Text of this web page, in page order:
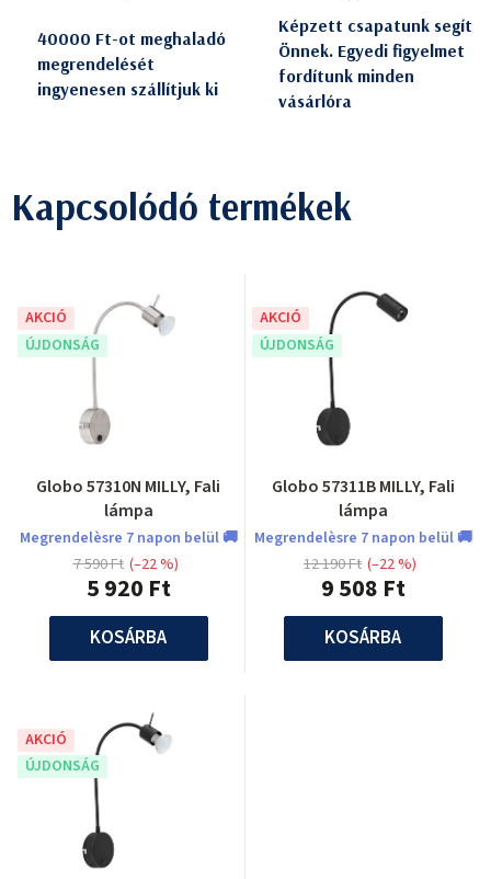
40000 Ft-ot meghaladó
megrendelését
ingyenesen szállítjuk ki
Képzett csapatunk segít
Önnek. Egyedi figyelmet
fordítunk minden
vásárlóra
Kapcsolódó termékek
AKCIÓ
ÚJDONSÁG
Globo 57310N MILLY, Fali
lámpa
Megrendelèsre 7 napon belül 🚚
5 920 Ft
7 590 Ft (–22 %)
KOSÁRBA
AKCIÓ
ÚJDONSÁG
Globo 57311B MILLY, Fali
lámpa
Megrendelèsre 7 napon belül 🚚
9 508 Ft
12 190 Ft (–22 %)
KOSÁRBA
AKCIÓ
ÚJDONSÁG